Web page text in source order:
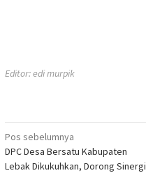
Editor: edi murpik
Navigasi
pos
Pos sebelumnya
DPC Desa Bersatu Kabupaten
Lebak Dikukuhkan, Dorong Sinergi